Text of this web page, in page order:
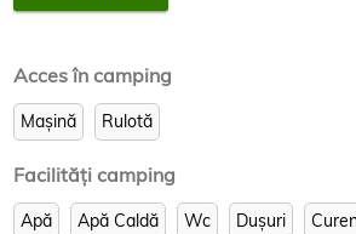
Datele adaugate pe cucortu.ro despre
camping(campare cort sau rulota) le
http://www.cylex.ro/reviews/
Acces în camping
Mașină Rulotă
Facilităţi camping
Apă Apă Caldă Wc Dușuri